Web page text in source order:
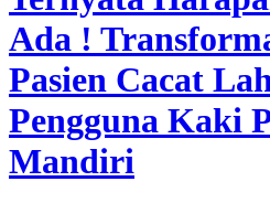
Ada !
Pasien Cacat
Pengguna Kaki
Mandiri